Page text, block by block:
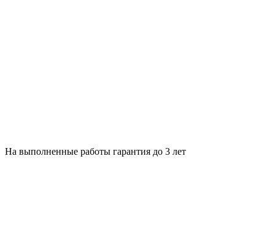
На выполненные работы гарантия до 3 лет